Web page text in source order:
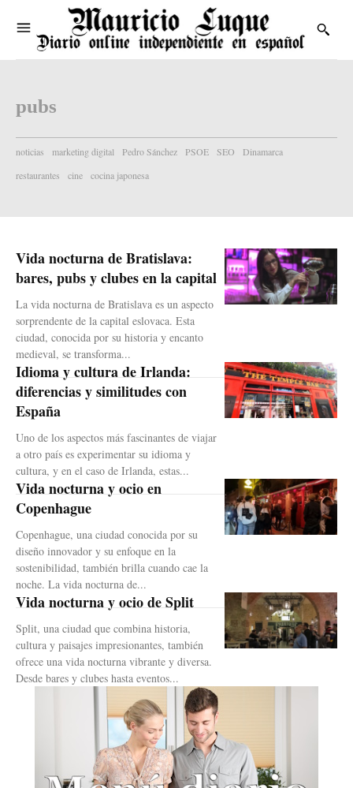
pubs
noticias marketing digital Pedro Sánchez PSOE SEO
Dinamarca
restaurantes
cine cocina japonesa
Vida nocturna de Bratislava:
bares, pubs y clubes en la capital
La vida nocturna de Bratislava es un aspecto
sorprendente de la capital eslovaca. Esta
ciudad, conocida por su historia y encanto
medieval, se transforma...
Idioma y cultura de Irlanda:
diferencias y similitudes con
España
Uno de los aspectos más fascinantes de viajar
a otro país es experimentar su idioma y
cultura, y en el caso de Irlanda, estas...
Vida nocturna y ocio en
Copenhague
Copenhague, una ciudad conocida por su
diseño innovador y su enfoque en la
sostenibilidad, también brilla cuando cae la
noche. La vida nocturna de...
Vida nocturna y ocio de Split
Split, una ciudad que combina historia,
cultura y paisajes impresionantes, también
ofrece una vida nocturna vibrante y diversa.
Desde bares y clubes hasta eventos...